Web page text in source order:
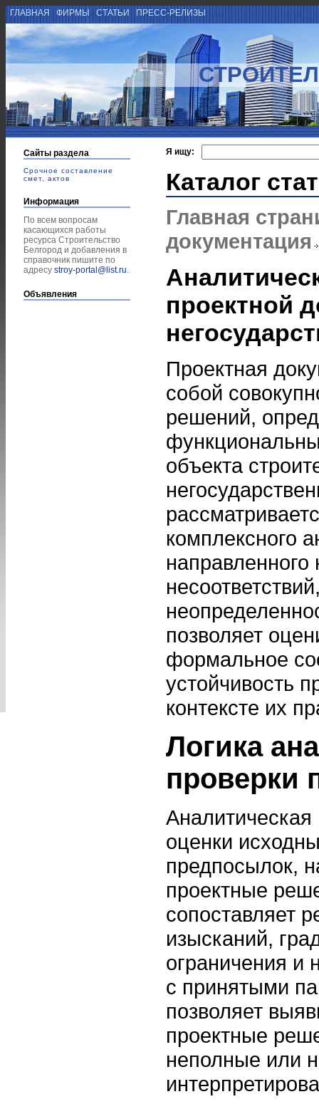
ГЛАВНАЯ ФИРМЫ СТАТЬИ ПРЕСС-РЕЛИЗЫ
Сайты раздела
Срочное составление
смет, актов
Информация
По всем вопросам
касающихся работы
ресурса Строительство
Белгород и добавления в
справочник пишите по
адресу stroy-portal@list.ru.
Объявления
Я ищу:
Каталог
Главная
документация
проектной
Проектная
собой
решений,
объекта
комплексного
позволяет
формальное
устойчивость
контексте их
Логика
проверки
Аналитическая
оценки
предпосылок,
проектные
сопоставляет
изысканий,
ограничения и
с принятыми
позволяет
проектные
неполные или